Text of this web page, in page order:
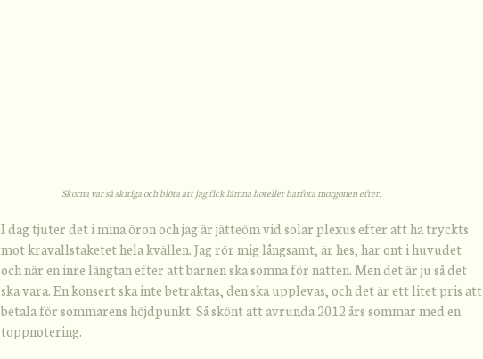
Skorna var så skitiga och blöta att jag fick lämna hotellet barfota morgonen efter.
I dag tjuter det i mina öron och jag är jätteöm vid solar plexus efter att ha tryckts
mot kravallstaketet hela kvällen. Jag rör mig långsamt, är hes, har ont i huvudet
och när en inre längtan efter att barnen ska somna för natten. Men det är ju så det
ska vara. En konsert ska inte betraktas, den ska upplevas, och det är ett litet pris att
betala för sommarens höjdpunkt. Så skönt att avrunda 2012 års sommar med en
toppnotering.